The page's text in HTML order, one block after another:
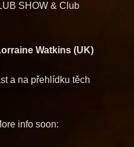
SHOW & Club
Watkins (UK)
a na přehlídku těch
info soon: